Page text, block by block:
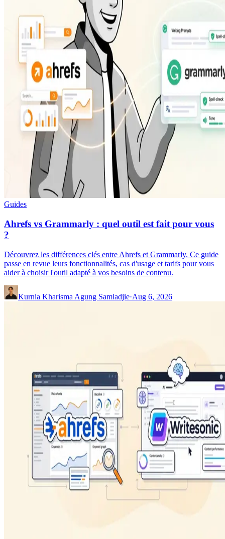
Guides
Ahrefs vs Grammarly : quel outil est fait pour vous
?
Découvrez les différences clés entre Ahrefs et Grammarly. Ce guide
passe en revue leurs fonctionnalités, cas d'usage et tarifs pour vous
aider à choisir l'outil adapté à vos besoins de contenu.
Kurnia Kharisma Agung Samiadjie·Aug 6, 2026